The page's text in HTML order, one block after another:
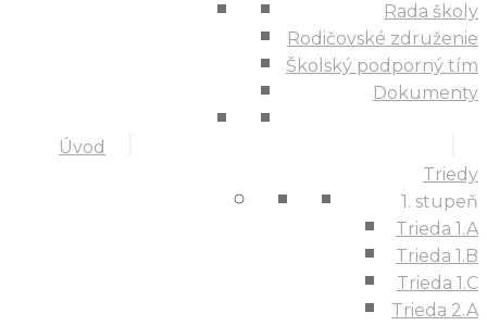
Úvod
Rada školy
Rodičovské združenie
Školský podporný tím
Dokumenty
Triedy
1. stupeň
Trieda 1.A
Trieda 1.B
Trieda 1.C
Trieda 2.A